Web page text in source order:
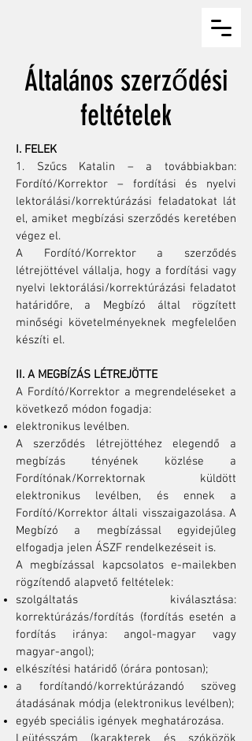
Általános szerződési
feltételek
I. FELEK
1. Szűcs Katalin – a továbbiakban:
Fordító/Korrektor – fordítási és nyelvi
lektorálási/korrektúrázási feladatokat lát
el, amiket megbízási szerződés keretében
végez el.
A Fordító/Korrektor a szerződés
létrejöttével vállalja, hogy a fordítási vagy
nyelvi lektorálási/korrektúrázási feladatot
határidőre, a Megbízó által rögzített
minőségi követelményeknek megfelelően
készíti el.
II. A MEGBÍZÁS LÉTREJÖTTE
A Fordító/Korrektor a megrendeléseket a
következő módon fogadja:
elektronikus levélben.
A szerződés létrejöttéhez elegendő a
megbízás tényének közlése a
Fordítónak/Korrektornak küldött
elektronikus levélben, és ennek a
Fordító/Korrektor általi visszaigazolása. A
Megbízó a megbízással egyidejűleg
elfogadja jelen ÁSZF rendelkezéseit is.
A megbízással kapcsolatos e-mailekben
rögzítendő alapvető feltételek:
szolgáltatás kiválasztása:
korrektúrázás/fordítás (fordítás esetén a
fordítás iránya: angol-magyar vagy
magyar-angol);
elkészítési határidő (órára pontosan);
a fordítandó/korrektúrázandó szöveg
átadásának módja (elektronikus levélben);
egyéb speciális igények meghatározása.